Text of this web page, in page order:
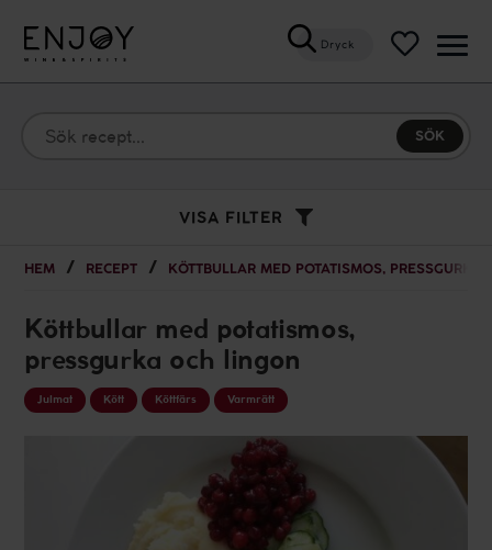
Dryck
VISA FILTER
HEM RECEPT KÖTTBULLAR MED POTATISMOS, PRESSGURKA
Köttbullar med potatismos,
pressgurka och lingon
Julmat Kött Köttfärs Varmrätt